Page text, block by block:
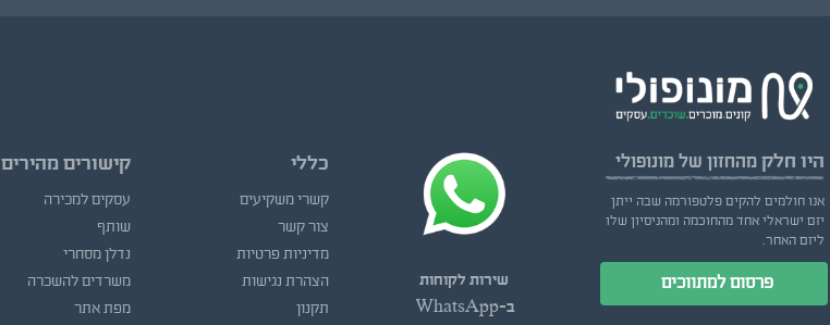
היו חלקמהחזון של מונופולי
אנו חולמים להקים פלטפורמה שבה ייתן
יזם ישראלי אחד מהחוכמה ומהניסיון שלו
ליזם האחר.
פרסום למתווכים
שירות לקוחות
ב-WhatsApp
כללי
קשרי משקיעים
צור קשר
מדיניות פרטיות
הצהרת נגישות
תקנון
קישורים מהירים
עסקים למכירה
שותף
נדלן מסחרי
משרדים להשכרה
מפת אתר